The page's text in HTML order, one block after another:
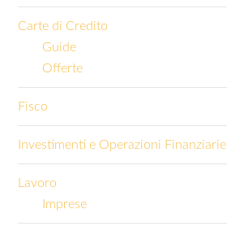
Carte di Credito
Guide
Offerte
Fisco
Investimenti e Operazioni Finanziarie
Lavoro
Imprese